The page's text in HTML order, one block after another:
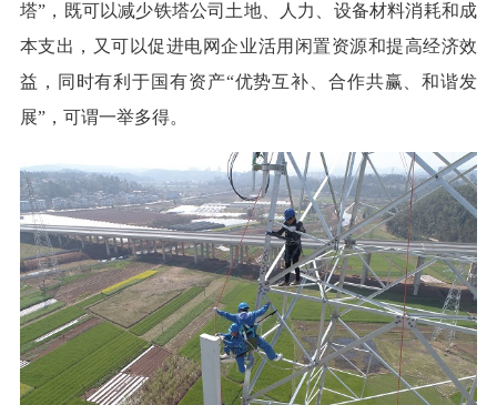
塔”，既可以减少铁塔公司土地、人力、设备材料消耗和成
本支出，又可以促进电网企业活用闲置资源和提高经济效
益，同时有利于国有资产“优势互补、合作共赢、和谐发
展”，可谓一举多得。